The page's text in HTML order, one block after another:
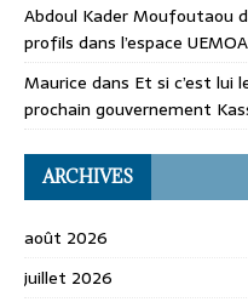
Abdoul Kader Moufoutaou
profils dans l’espace UEMOA
Maurice dans Et si c’est lui
prochain gouvernement
ARCHIVES
août 2026
juillet 2026